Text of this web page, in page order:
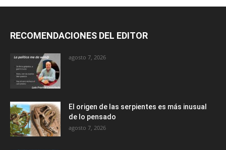
RECOMENDACIONES DEL EDITOR
agosto 7, 2026
El origen de las serpientes es más inusual
de lo pensado
agosto 7, 2026